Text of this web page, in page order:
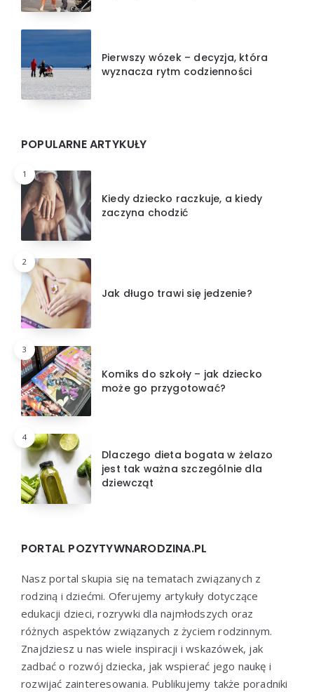
Pierwszy wózek – decyzja, która
wyznacza rytm codzienności
POPULARNE ARTYKUŁY
1
Kiedy dziecko raczkuje, a kiedy
zaczyna chodzić
2
Jak długo trawi się jedzenie?
3
Komiks do szkoły – jak dziecko
może go przygotować?
4
Dlaczego dieta bogata w żelazo
jest tak ważna szczególnie dla
dziewcząt
PORTAL POZYTYWNARODZINA.PL
Nasz portal skupia się na tematach związanych z
rodziną i dziećmi. Oferujemy artykuły dotyczące
edukacji dzieci, rozrywki dla najmłodszych oraz
różnych aspektów związanych z życiem rodzinnym.
Znajdziesz u nas wiele inspiracji i wskazówek, jak
zadbać o rozwój dziecka, jak wspierać jego naukę i
rozwijać zainteresowania. Publikujemy także poradniki